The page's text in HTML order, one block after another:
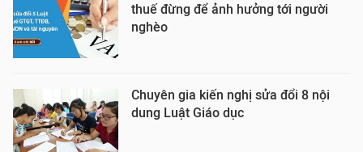
thuế đừng để ảnh hưởng tới người
nghèo
Chuyên gia kiến nghị sửa đổi 8 nội
dung Luật Giáo dục